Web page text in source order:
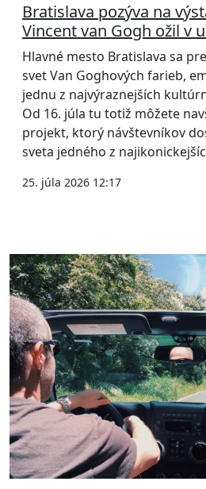
Bratislava pozýva na
Vincent van Gogh ožil v
Hlavné mesto Bratislava sa
svet Van Goghových farieb,
jednu z najvýraznejších
Od 16. júla tu totiž môžete
projekt, ktorý návštevníkov
sveta jedného z
25. júla 2026 12:17